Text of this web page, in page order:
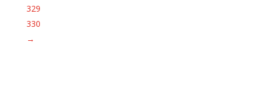
329
330
→